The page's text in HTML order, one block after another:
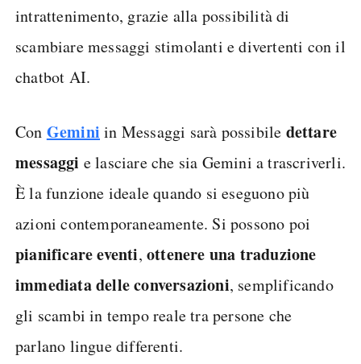
intrattenimento, grazie alla possibilità di
scambiare messaggi stimolanti e divertenti con il
chatbot AI.
Con Gemini in Messaggi sarà possibile dettare
messaggi e lasciare che sia Gemini a trascriverli.
È la funzione ideale quando si eseguono più
azioni contemporaneamente. Si possono poi
pianificare eventi,ottenere una traduzione
immediata delle conversazioni, semplificando
gli scambi in tempo reale tra persone che
parlano lingue differenti.